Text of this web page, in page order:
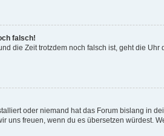
falsch!
die Zeit trotzdem noch falsch ist, geht die
oder niemand hat das Forum bislang in
uns freuen, wenn du es übersetzen würdest.